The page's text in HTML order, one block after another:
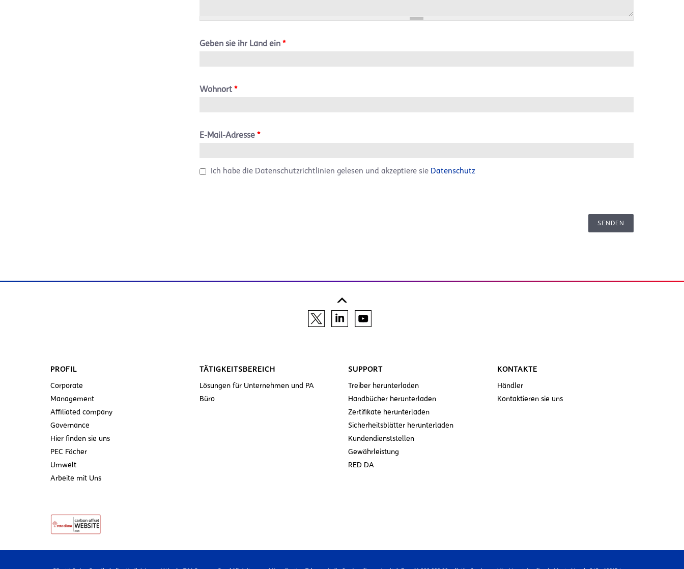
Geben sie ihr Land ein *
Wohnort *
E-Mail-Adresse *
Ich habe die Datenschutzrichtlinien gelesen und akzeptiere sie Datenschutz
PROFIL
Corporate
Management
Affiliated company
Governance
Hier finden sie uns
PEC Fächer
Umwelt
Arbeite mit Uns
TÄTIGKEITSBEREICH
Lösungen für Unternehmen und PA
Büro
SUPPORT
Treiber herunterladen
Handbücher herunterladen
Zertifikate herunterladen
Sicherheitsblätter herunterladen
Kundendienststellen
Gewährleistung
RED DA
KONTAKTE
Händler
Kontaktieren sie uns